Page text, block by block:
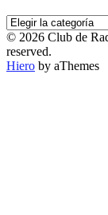
PUBLICACIONES
POR
CATEGORÍA
© 2026 Club de
reserved.
Hiero by aThemes